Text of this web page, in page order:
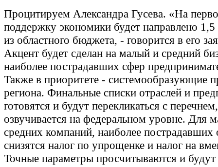
Процитируем Александра Гусева. «На
поддержку экономики будет направлено
из областного бюджета, - говорится в его
Акцент будет сделан на малый и средний
наиболее пострадавших сфер
Также в приоритете - системообразующие
региона. Финальные списки отраслей и
готовятся и будут перекликаться с
озвучивается на федеральном уровне. Для
средних компаний, наиболее пострадавших
снизятся налог по упрощенке и налог на
Точные параметры просчитываются и